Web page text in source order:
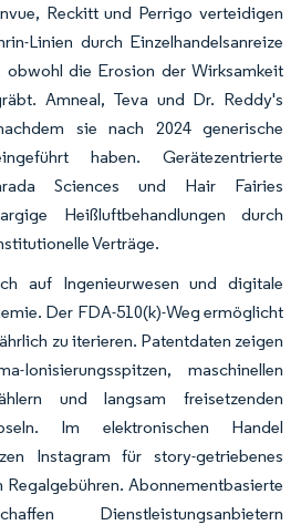
Reckitt und Perrigo verteidigen
Linien durch Einzelhandelsanreize
obwohl die Erosion der Wirksamkeit
Amneal, Teva und Dr. Reddy's
sie nach 2024 generische
haben. Gerätezentrierte
Sciences und Hair Fairies
Heißluftbehandlungen durch
Verträge.
auf Ingenieurwesen und digitale
Der FDA-510(k)-Weg ermöglicht
zu iterieren. Patentdaten zeigen
Ionisierungsspitzen, maschinellen
und langsam freisetzenden
Im elektronischen Handel
Instagram für story-getriebenes
Abonnementbasierte
Dienstleistungsanbietern